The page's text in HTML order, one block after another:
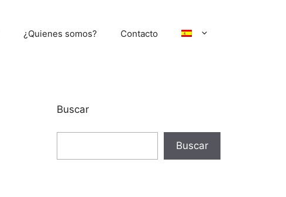
¿Quienes somos? Contacto
Buscar
Buscar